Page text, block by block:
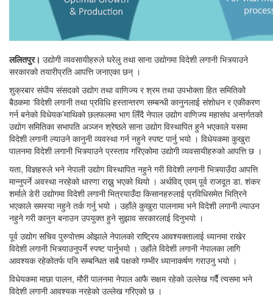
ललितपुर। उद्योगी व्यवसायीहरुले घरेलु तथा साना उद्योगमा विदेशी लगानी भित्र्याउने
सरकारको तयारीप्रति आपत्ति जनाएका छन् ।
शुक्रबार संघीय संसदको उद्योग तथा वाणिज्य र श्रम तथा उपभोक्ता हित समितिकोे
बैठकमा ‘विदेशी लगानी तथा प्रविधि हस्तान्तरण सम्बन्धी कानुनलाई संशोधन र एकीकरण
गर्न बनेको विधेयक’माथिको छलफलमा भाग लिँदै नेपाल उद्योग वाणिज्य महासंघ अन्तर्गतको
उद्योग समितिका सभापति अञ्जन श्रेष्ठले साना उद्योग विस्थापित हुने भएकाले यसमा
विदेशी लगानी ल्याउने कानुनी व्यवस्था गर्न नहुने स्पष्ट पार्नु भयो । विधेयकमा कुखुरा
पालनमा विदेशी लगानी भित्र्याउने प्रस्ताव गरिएकोमा उद्योगी व्यवसायीहरुको आपत्ति छ ।
यता, विज्ञहरुले भने नेपाली उद्योग विस्थापित नहुने गरी विदेशी लगानी भित्र्याउँदा आपत्ति
मान्नुपर्ने अवस्था नरहेको धारणा राख्नु भएको थियो । अर्थविद् एवम् पूर्व राजदूत डा. शंकर
शर्माले डेरी उद्योगमा विदेशी लगानी भित्रयाउँदा किसानहरुलाई प्रविधिसमेत भित्रिने
भएकाले समस्या नहुने तर्क गर्नु भयो । उहाँले कुखुरा पालनामा भने विदेशी लगानी ल्याउन
नहुने गरी कानुन बनाउन उपयुक्त हुने सुझाव सरकारलाई दिनुभयो ।
पूर्व उद्योग सचिव पुरुपोत्तम ओझाले नेपालको राष्ट्रिय आवश्यक्तालाई ध्यानमा राखेर
विदेशी लगानी भित्र्याउनुपर्ने स्पष्ट पार्नुभयो । उहाँले विदेशी लगानी नेपालका लागि
आवश्यक रहेकोतर्फ पनि सम्बन्धित सबै पक्षको गम्भीर ध्यानाकर्षण गराउनु भयो ।
विधेयकमा माछा पालन, मौरी पालनमा नेपाल आफै सक्षम रहेको उल्लेख गर्दैै त्यसमा भने
विदेशी लगानी आवश्यक नरहेको उल्लेख गरिएको छ ।